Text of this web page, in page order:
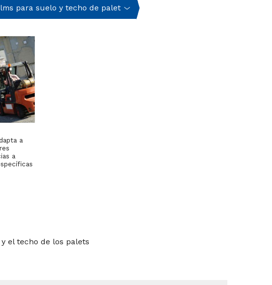
para suelo y techo de palet
a
a
el techo de los palets